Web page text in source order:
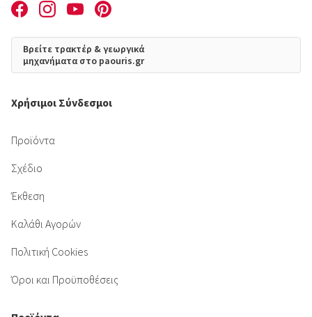
Βρείτε τρακτέρ & γεωργικά
μηχανήματα στο paouris.gr
Χρήσιμοι Σύνδεσμοι
Προϊόντα
Σχέδιο
Έκθεση
Καλάθι Αγορών
Πολιτική Cookies
Όροι και Προϋποθέσεις